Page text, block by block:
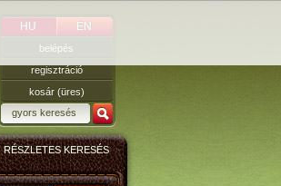
HU EN
belépés
regisztráció
kosár (üres)
RÉSZLETES KERESÉS